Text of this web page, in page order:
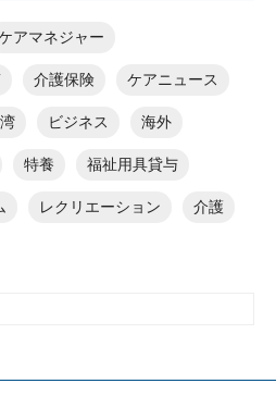
アマネジャー
介護保険 ケアニュース
ビジネス 海外
特養 福祉用具貸与
レクリエーション 介護